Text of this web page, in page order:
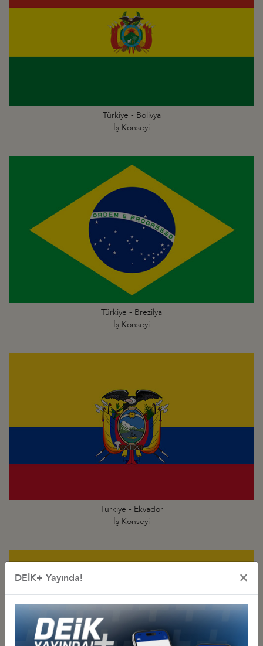
Türkiye - Bolivya
İş Konseyi
Türkiye - Brezilya
İş Konseyi
Türkiye - Ekvador
İş Konseyi
DEİK+ Yayında! ×